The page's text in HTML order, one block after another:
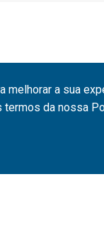
a sua
da nossa